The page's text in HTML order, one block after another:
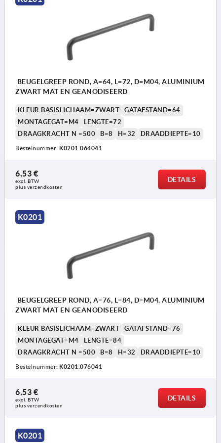
BEUGELGREEP ROND, A=64, L=72, D=M04, ALUMINIUM
ZWART MAT EN GEANODISEERD
KLEUR BASISLICHAAM=ZWART
GATAFSTAND=64
MONTAGEGAT=M4
LENGTE=72
DRAAGKRACHT N =500
B=8 H=32 DRAADDIEPTE=10
Bestelnummer: K0201.064041
6,53 €
excl. BTW
plus verzendkosten
DETAILS
K0201
BEUGELGREEP ROND, A=76, L=84, D=M04, ALUMINIUM
ZWART MAT EN GEANODISEERD
KLEUR BASISLICHAAM=ZWART
GATAFSTAND=76
MONTAGEGAT=M4
LENGTE=84
DRAAGKRACHT N =500
B=8 H=32 DRAADDIEPTE=10
Bestelnummer: K0201.076041
6,53 €
excl. BTW
plus verzendkosten
DETAILS
K0201